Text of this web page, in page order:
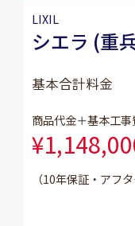
LIXIL
シエラ (重
基本合計料金
商品代金＋基本工事
（10年保証・アフ